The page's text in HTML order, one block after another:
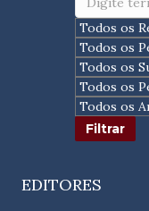
EDITORES